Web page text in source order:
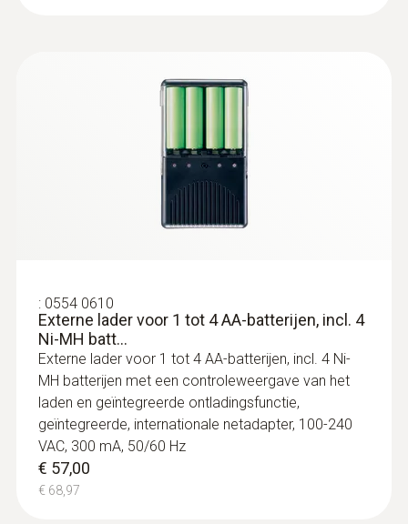
Radiografische handgreep
en voeler
:0554 0189
Radiografische handgreep voor
steekbare opnemers, incl. TE-a...
Radiografische handgreep voor steekbare
opnemers, incl. TE-adapter, met toelating
: 0554 0610
Externe lader voor 1 tot 4 AA-batterijen, incl. 4
Ni-MH batt...
Externe lader voor 1 tot 4 AA-batterijen, incl. 4 Ni-
MH batterijen met een controleweergave van het
laden en geïntegreerde ontladingsfunctie,
geïntegreerde, internationale netadapter, 100-240
VAC, 300 mA, 50/60 Hz
€ 57,00
€ 68,97